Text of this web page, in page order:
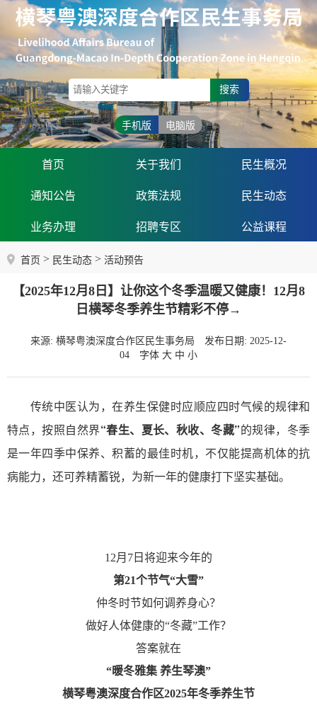
搜索
手机版 电脑版
首页 关于我们 民生概况
通知公告 政策法规 民生动态
业务办理 招聘专区 公益课程
首页 > 民生动态 > 活动预告
【2025年12月8日】让你这个冬季温暖又健康！12月8
日横琴冬季养生节精彩不停→
来源: 横琴粤澳深度合作区民生事务局
发布日期: 2025-12-
04
字体 大 中 小
传统中医认为，在养生保健时应顺应四时气候的规律和
特点，按照自然界“春生、夏长、秋收、冬藏”的规律，冬季
是一年四季中保养、积蓄的最佳时机，不仅能提高机体的抗
病能力，还可养精蓄锐，为新一年的健康打下坚实基础。
12月7日将迎来今年的
第21个节气“大雪”
仲冬时节如何调养身心？
做好人体健康的“冬藏”工作？
答案就在
“暖冬雅集 养生琴澳”
横琴粤澳深度合作区2025年冬季养生节